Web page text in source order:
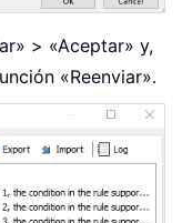
> «Aceptar» y,
«Reenviar».